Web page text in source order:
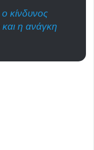
κίνδυνος
και η ανάγκη